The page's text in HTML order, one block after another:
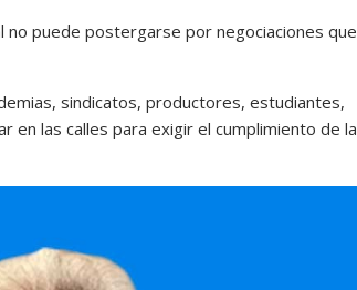
no puede postergarse por negociaciones que
sindicatos, productores, estudiantes,
en las calles para exigir el cumplimiento de la